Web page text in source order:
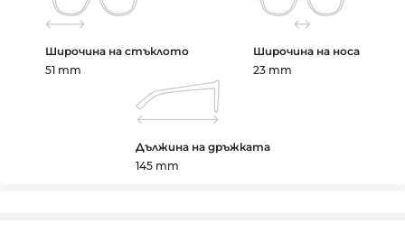
Широчина на стъклото
51 mm
Широчина на носа
23 mm
Дължина на дръжката
145 mm